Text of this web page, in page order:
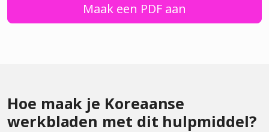
Maak een PDF aan
Hoe maak je Koreaanse
werkbladen met dit hulpmiddel?